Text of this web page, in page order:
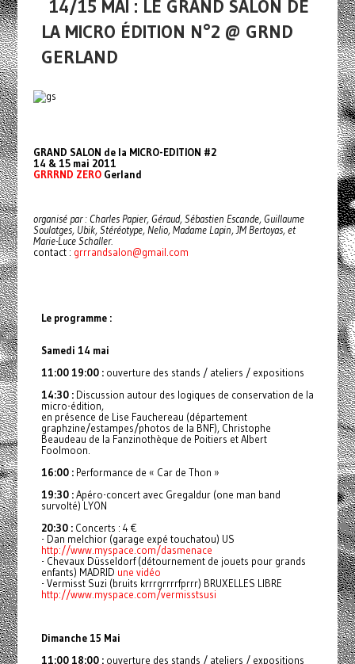
14/15 MAI : LE GRAND SALON DE
LA MICRO ÉDITION N°2 @ GRND
GERLAND
GRAND SALON de la MICRO-EDITION #2
14 & 15 mai 2011
GRRRND ZEROGerland
organisé par :Charles Papier, Géraud,Sébastien Escande,Guillaume
Soulatges, Ubik, Stéréotype, Nelio,Madame Lapin, JM Bertoyas,et
Marie-Luce Schaller.
contact : grrrandsalon@gmail.com
Le programme :
Samedi 14 mai
11:00 19:00 :ouverture des stands / ateliers / expositions
14:30 :Discussion autour des logiques de conservation de la
micro-édition,
en présence de Lise Fauchereau (département
graphzine/estampes/photos de la BNF), Christophe
Beaudeau de la Fanzinothèque de Poitiers et Albert
Foolmoon.
16:00 :Performance de « Car de Thon »
19:30 :Apéro-concert avec Gregaldur (one man band
survolté) LYON
20:30 :Concerts : 4 €
- Dan melchior (garage expé touchatou) US
http://www.myspace.com/dasmenace
- Chevaux Düsseldorf (détournement de jouets pour grands
enfants) MADRID une vidéo
- Vermisst Suzi (bruits krrrgrrrrfprrr) BRUXELLES LIBRE
http://www.myspace.com/vermisstsusi
Dimanche 15 Mai
11:00 18:00 :ouverture des stands / ateliers / expositions